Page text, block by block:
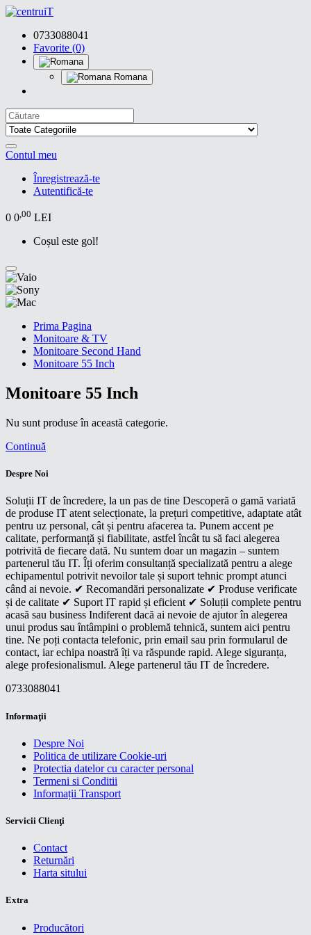
0733088041
Favorite (0)
Romana
Contul meu
Înregistrează-te
Autentifică-te
0 0,00 LEI
Coșul este gol!
Prima Pagina
Monitoare & TV
Monitoare Second Hand
Monitoare 55 Inch
Monitoare 55 Inch
Nu sunt produse în această categorie.
Continuă
Despre Noi
Soluții IT de încredere, la un pas de tine Descoperă o gamă variată
de produse IT atent selecționate, la prețuri competitive, adaptate atât
pentru uz personal, cât și pentru afacerea ta. Punem accent pe
calitate, performanță și fiabilitate, astfel încât tu să faci alegerea
potrivită de fiecare dată. Nu suntem doar un magazin – suntem
partenerul tău IT. Îți oferim consultanță specializată pentru a alege
echipamentul potrivit nevoilor tale și suport tehnic prompt atunci
când ai nevoie. ✔ Recomandări personalizate ✔ Produse verificate
și de calitate ✔ Suport IT rapid și eficient ✔ Soluții complete pentru
acasă sau business Indiferent dacă ai nevoie de ajutor în alegerea
unui produs sau întâmpini o problemă tehnică, suntem aici pentru
tine. Ne poți contacta telefonic, prin email sau prin formularul de
contact, iar echipa noastră îți va răspunde rapid. Alege siguranța,
alege profesionalismul. Alege partenerul tău IT de încredere.
0733088041
Informaţii
Despre Noi
Politica de utilizare Cookie-uri
Protectia datelor cu caracter personal
Termeni si Conditii
Informații Transport
Servicii Clienţi
Contact
Returnări
Harta sitului
Extra
Producători